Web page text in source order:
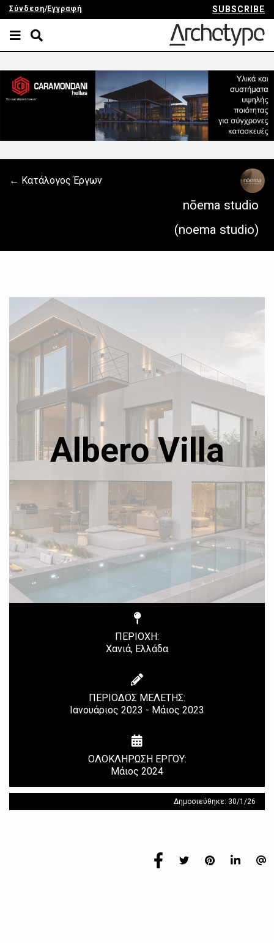
Σύνδεση/Εγγραφή SUBSCRIBE
← Κατάλογος Έργων
nōema studio
(noema studio)
Albero Villa
ΠΕΡΙΟΧΗ:
Χανιά, Ελλάδα
ΠΕΡΙΟΔΟΣ ΜΕΛΕΤΗΣ:
Ιανουάριος 2023 - Μάιος 2023
ΟΛΟΚΛΗΡΩΣΗ ΕΡΓΟΥ:
Μάιος 2024
Δημοσιεύθηκε: 30/1/26